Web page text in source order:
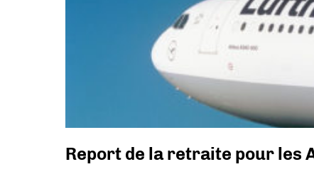
Report de la retraite pour les